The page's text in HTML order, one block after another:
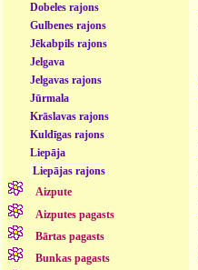
Dobeles rajons
Gulbenes rajons
Jēkabpils rajons
Jelgava
Jelgavas rajons
Jūrmala
Krāslavas rajons
Kuldīgas rajons
Liepāja
Liepājas rajons
Aizpute
Aizputes pagasts
Bārtas pagasts
Bunkas pagasts